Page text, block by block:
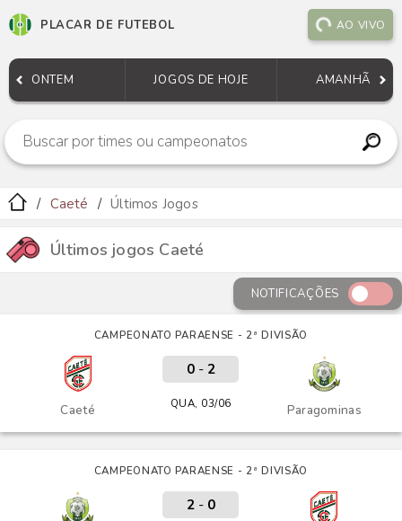
PLACAR DE FUTEBOL AO VIVO
ONTEM JOGOS DE HOJE AMANHÃ
Caeté Últimos Jogos
Últimos jogos Caeté
NOTIFICAÇÕES
CAMPEONATO PARAENSE - 2ª DIVISÃO
Caeté Paragominas
0- 2
QUA, 03/06
CAMPEONATO PARAENSE - 2ª DIVISÃO
2- 0